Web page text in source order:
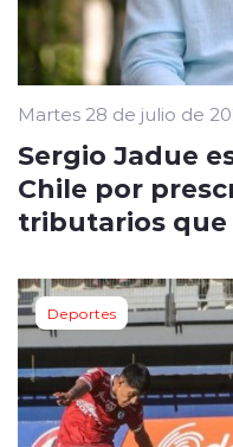
Martes 28 de julio de
Sergio Jadue
Chile por
tributarios que
Deportes